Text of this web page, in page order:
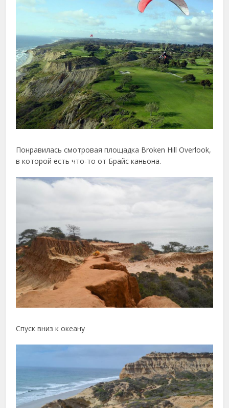
Понравилась смотровая площадка Broken Hill Overlook,
в которой есть что-то от Брайс каньона.
Спуск вниз к океану